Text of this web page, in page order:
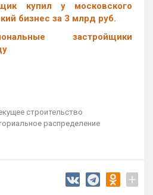
купил у московского
бизнес за 3 млрд руб.
застройщики
строительство
распределение
+